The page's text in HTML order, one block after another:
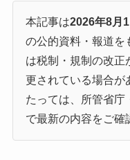
本記事は2026年8月
の公的資料・報道を
は税制・規制の改正
更されている場合が
たっては、所管省庁
で最新の内容をご確